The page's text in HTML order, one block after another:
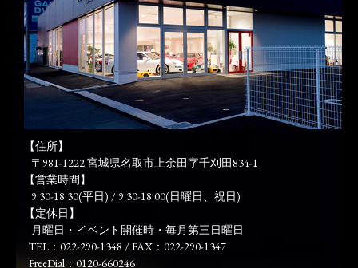
【住所】
〒981-1222 宮城県名取市上余田字千刈田834-1
【営業時間】
9:30-18:30(平日) / 9:30-18:00(日曜日、祝日)
【定休日】
月曜日・イベント開催時・毎月第三日曜日
TEL：022-290-1348 / FAX：022-290-1347
FreeDial：0120-660246